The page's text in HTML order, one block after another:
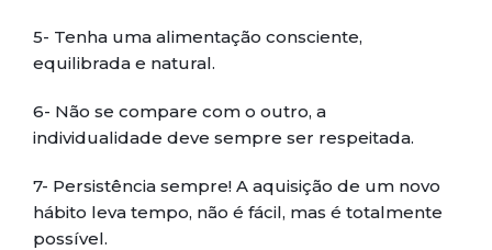
5- Tenha uma alimentação consciente,
equilibrada e natural.
6- Não se compare com o outro, a
individualidade deve sempre ser respeitada.
7- Persistência sempre! A aquisição de um novo
hábito leva tempo, não é fácil, mas é totalmente
possível.